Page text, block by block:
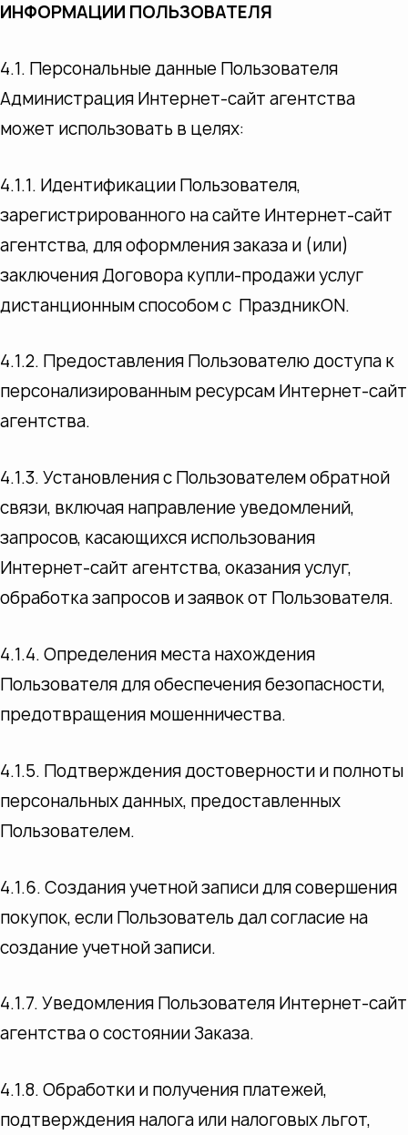
ИНФОРМАЦИИ ПОЛЬЗОВАТЕЛЯ
4.1. Персональные данные Пользователя
Администрация Интернет-сайт агентства
может использовать в целях:
4.1.1. Идентификации Пользователя,
зарегистрированного на сайте Интернет-сайт
агентства, для оформления заказа и (или)
заключения Договора купли-продажи услуг
дистанционным способом с ПраздникON.
4.1.2. Предоставления Пользователю доступа к
персонализированным ресурсам Интернет-сайт
агентства.
4.1.3. Установления с Пользователем обратной
связи, включая направление уведомлений,
запросов, касающихся использования
Интернет-сайт агентства, оказания услуг,
обработка запросов и заявок от Пользователя.
4.1.4. Определения места нахождения
Пользователя для обеспечения безопасности,
предотвращения мошенничества.
4.1.5. Подтверждения достоверности и полноты
персональных данных, предоставленных
Пользователем.
4.1.6. Создания учетной записи для совершения
покупок, если Пользователь дал согласие на
создание учетной записи.
4.1.7. Уведомления Пользователя Интернет-сайт
агентства о состоянии Заказа.
4.1.8. Обработки и получения платежей,
подтверждения налога или налоговых льгот,